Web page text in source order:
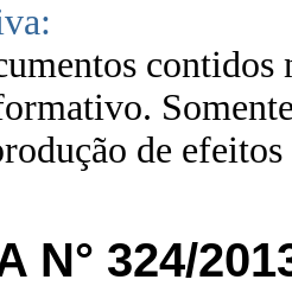
contidos
de
N° 324/